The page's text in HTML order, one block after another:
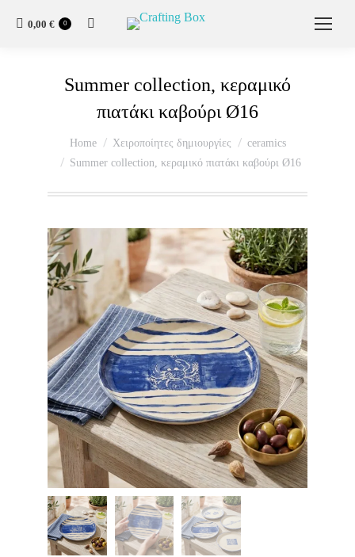
0,00 € 0
Summer collection, κεραμικό
πιατάκι καβούρι Ø16
You are here:
Home Χειροποίητες δημιουργίες
ceramics
Summer collection, κεραμικό πιατάκι καβούρι Ø16